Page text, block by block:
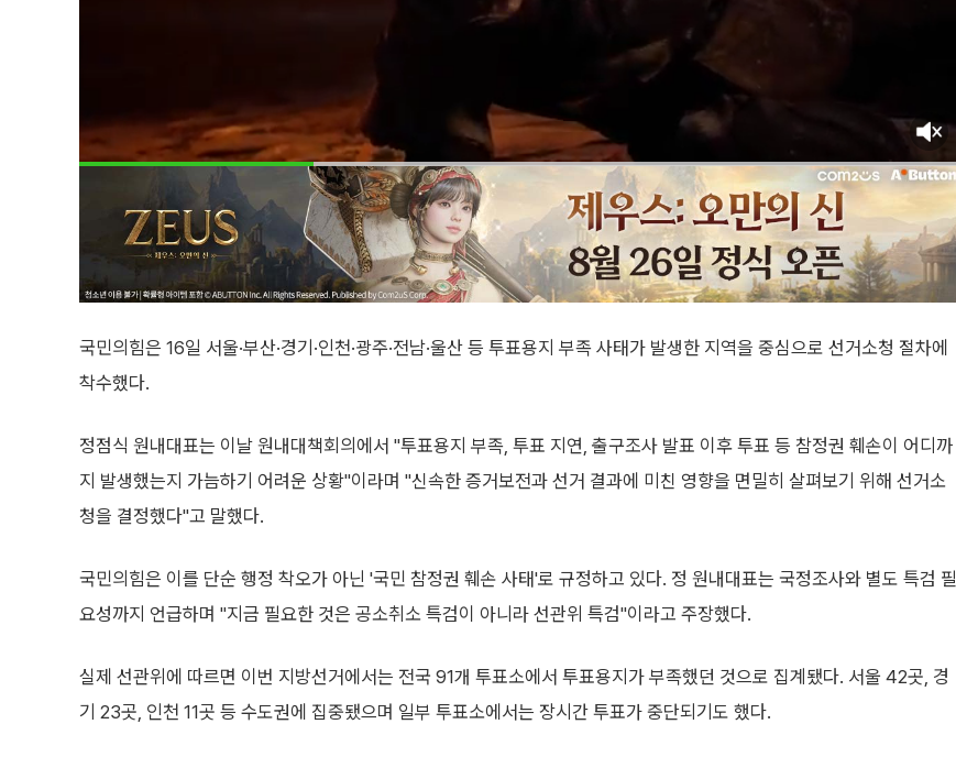
국민의힘은 16일 서울·부산·경기·인천·광주·전남·울산 등 투표용지 부족 사태가 발생한 지역을 중심으로 선거소청 절차에
착수했다.
정점식 원내대표는 이날 원내대책회의에서 "투표용지 부족, 투표 지연, 출구조사 발표 이후 투표 등 참정권 훼손이 어디까
지 발생했는지 가늠하기 어려운 상황"이라며 "신속한 증거보전과 선거 결과에 미친 영향을 면밀히 살펴보기 위해 선거소
청을 결정했다"고 말했다.
국민의힘은 이를 단순 행정 착오가 아닌 '국민 참정권 훼손 사태'로 규정하고 있다. 정 원내대표는 국정조사와 별도 특검 필
요성까지 언급하며 "지금 필요한 것은 공소취소 특검이 아니라 선관위 특검"이라고 주장했다.
실제 선관위에 따르면 이번 지방선거에서는 전국 91개 투표소에서 투표용지가 부족했던 것으로 집계됐다. 서울 42곳, 경
기 23곳, 인천 11곳 등 수도권에 집중됐으며 일부 투표소에서는 장시간 투표가 중단되기도 했다.